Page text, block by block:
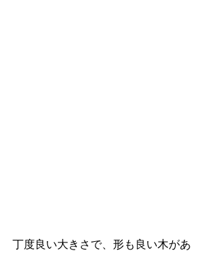
丁度良い大きさで、形も良い木があ